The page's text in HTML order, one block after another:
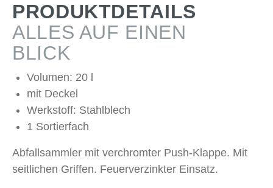
PRODUKTDETAILS
ALLES AUF EINEN
BLICK
Volumen: 20 l
mit Deckel
Werkstoff: Stahlblech
1 Sortierfach
Abfallsammler mit verchromter Push-Klappe. Mit
seitlichen Griffen. Feuerverzinkter Einsatz.